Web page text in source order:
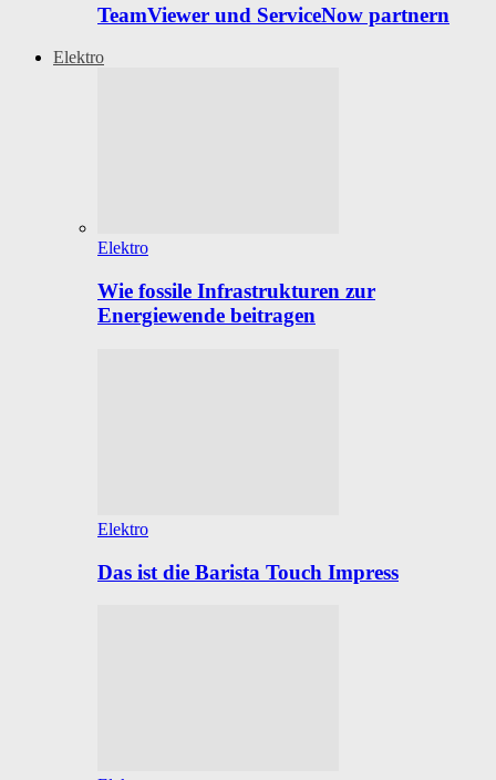
TeamViewer und ServiceNow partnern
Elektro
Elektro
Wie fossile Infrastrukturen zur
Energiewende beitragen
Elektro
Das ist die Barista Touch Impress